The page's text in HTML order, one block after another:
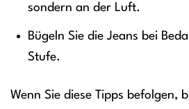
sondern an der Luft.
Bügeln Sie die Jeans bei
Stufe.
Wenn Sie diese Tipps befolgen,